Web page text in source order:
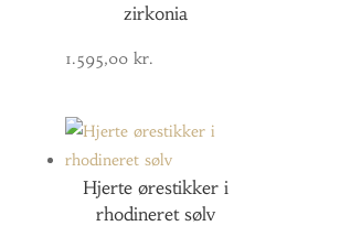
zirkonia
1.595,00 kr.
Hjerte ørestikker i
rhodineret sølv